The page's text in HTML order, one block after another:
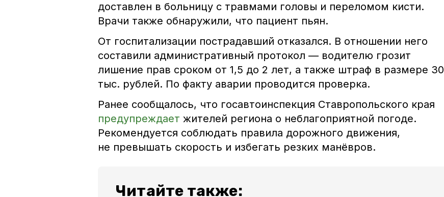
доставлен в больницу с травмами головы и переломом кисти.
Врачи также обнаружили, что пациент пьян.
От госпитализации пострадавший отказался. В отношении него
составили административный протокол — водителю грозит
лишение прав сроком от 1,5 до 2 лет, а также штраф в размере 30
тыс. рублей. По факту аварии проводится проверка.
Ранее сообщалось, что госавтоинспекция Ставропольского края
предупреждает жителей региона о неблагоприятной погоде.
Рекомендуется соблюдать правила дорожного движения,
не превышать скорость и избегать резких манёвров.
Читайте также: